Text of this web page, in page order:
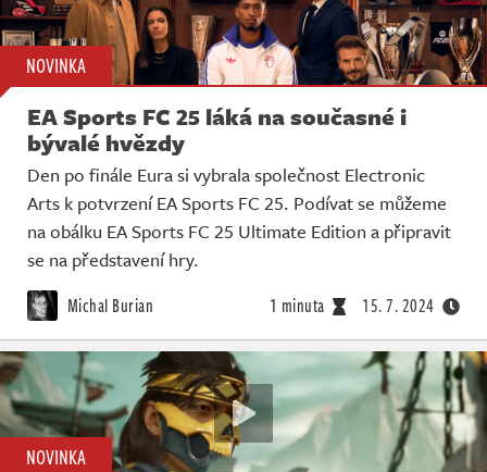
NOVINKA
EA Sports FC 25 láká na současné i
bývalé hvězdy
Den po finále Eura si vybrala společnost Electronic
Arts k potvrzení EA Sports FC 25. Podívat se můžeme
na obálku EA Sports FC 25 Ultimate Edition a připravit
se na představení hry.
Michal Burian 1 minuta 15. 7. 2024
NOVINKA